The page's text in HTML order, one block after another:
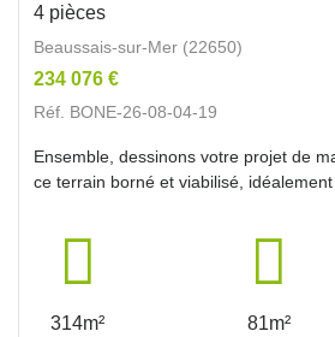
4 pièces
Beaussais-sur-Mer (22650)
234 076 €
Réf. BONE-26-08-04-19
Ensemble, dessinons votre projet de
ce terrain borné et viabilisé, idéalement
314m² 81m²